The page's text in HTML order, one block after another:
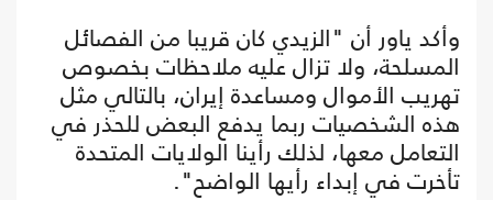
وأكد ياور أن "الزيدي كان قريبا من الفصائل
المسلحة، ولا تزال عليه ملاحظات بخصوص
تهريب الأموال ومساعدة إيران، بالتالي مثل
هذه الشخصيات ربما يدفع البعض للحذر في
التعامل معها، لذلك رأينا الولايات المتحدة
تأخرت في إبداء رأيها الواضح".